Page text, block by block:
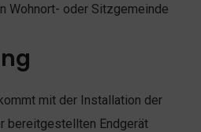
Wohnort- oder Sitzgemeinde
mit der Installation der
bereitgestellten Endgerät